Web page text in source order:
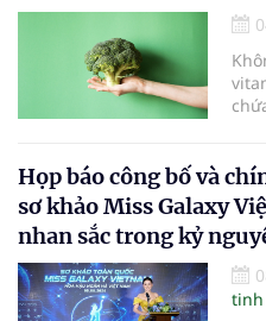
của
y
Họp báo công bố và
sơ khảo Miss Galaxy
nhan sắc trong kỷ